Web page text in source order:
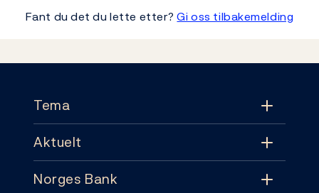
Fant du det du lette etter?Gi oss tilbakemelding
Tema
Tema
Aktuelt
Aktuelt
Norges Bank